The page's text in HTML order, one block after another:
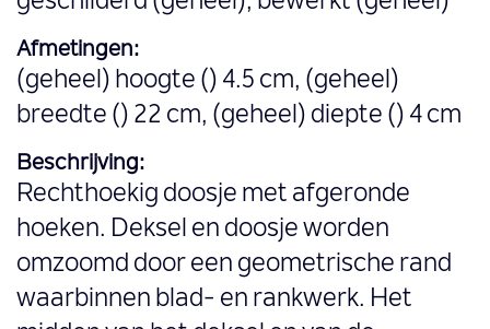
Afmetingen:
(geheel) hoogte () 4.5 cm, (geheel)
breedte () 22 cm, (geheel) diepte () 4 cm
Beschrijving:
Rechthoekig doosje met afgeronde
hoeken. Deksel en doosje worden
omzoomd door een geometrische rand
waarbinnen blad- en rankwerk. Het